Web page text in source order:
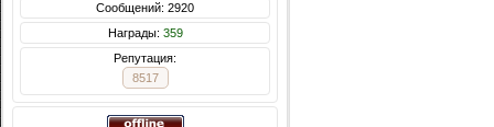
Сообщений: 2920
Награды: 359
Репутация:
8517